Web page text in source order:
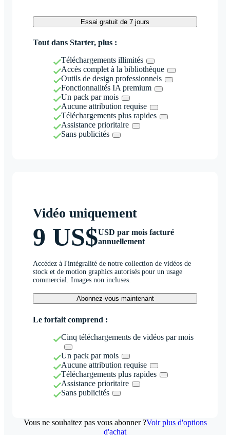
Essai gratuit de 7 jours
Tout dans Starter, plus :
Téléchargements illimités
Accès complet à la bibliothèque
Outils de design professionnels
Fonctionnalités IA premium
Un pack par mois
Aucune attribution requise
Téléchargements plus rapides
Assistance prioritaire
Sans publicités
Vidéo uniquement
9 US$USD par mois facturé
annuellement
Accédez à l'intégralité de notre collection de vidéos de
stock et de motion graphics autorisés pour un usage
commercial. Images non incluses.
Abonnez-vous maintenant
Le forfait comprend :
Cinq téléchargements de vidéos par mois
Un pack par mois
Aucune attribution requise
Téléchargements plus rapides
Assistance prioritaire
Sans publicités
Vous ne souhaitez pas vous abonner ?Voir plus d'options
d'achat